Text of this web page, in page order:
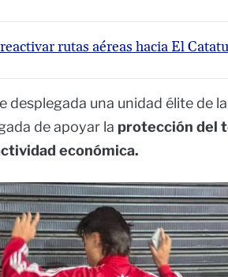
rutas aéreas hacia El
desplegada una unidad élite de
de apoyar la protección del
económica.